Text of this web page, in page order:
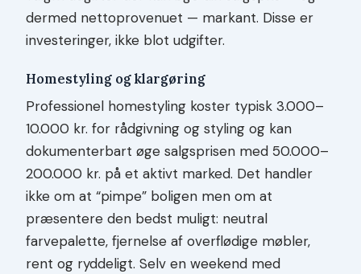
dermed nettoprovenuet — markant. Disse er
investeringer, ikke blot udgifter.
Homestyling og klargøring
Professionel homestyling koster typisk 3.000–
10.000 kr. for rådgivning og styling og kan
dokumenterbart øge salgsprisen med 50.000–
200.000 kr. på et aktivt marked. Det handler
ikke om at “pimpe” boligen men om at
præsentere den bedst muligt: neutral
farvepalette, fjernelse af overflødige møbler,
rent og ryddeligt. Selv en weekend med